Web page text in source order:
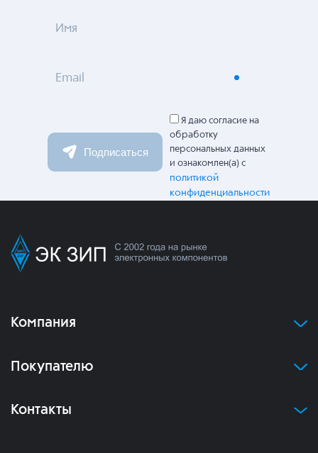
Имя
Email
Подписаться
Я даю согласие на
обработку
персональных данных
и ознакомлен(а) с
политикой
конфиденциальности
Компания
Покупателю
Контакты